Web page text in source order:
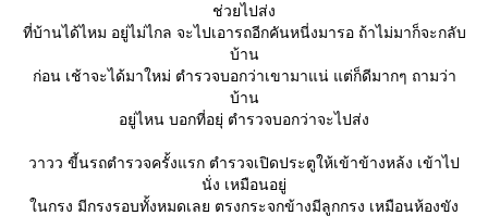
ช่วยไปส่ง
ที่บ้านได้ไหม อยู่ไม่ไกล จะไปเอารถอีกคันหนี่งมารอ ถ้าไม่มาก็จะกลับ
บ้าน
ก่อน เช้าจะได้มาใหม่ ตำรวจบอกว่าเขามาแน่ แต่ก็ดีมากๆ ถามว่า
บ้าน
อยู่ไหน บอกที่อยุ่ ตำรวจบอกว่าจะไปส่ง
วาวว ขี้นรถตำรวจครั้งแรก ตำรวจเปิดประตูให้เข้าข้างหล้ง เข้าไป
นั่ง เหมือนอยู่
นกรง มีกรงรอบทั้งหมดเลย ตรงกระจกข้างมีลูกกรง เหมือนห้องขัง